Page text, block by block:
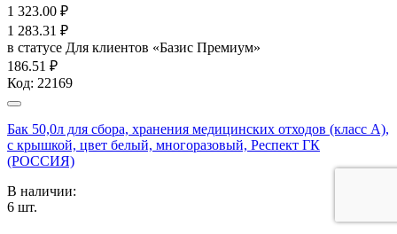
1 323.00 ₽
1 283.31 ₽
в статусе Для клиентов «Базис Премиум»
186.51 ₽
Код: 22169
Бак 50,0л для сбора, хранения медицинских отходов (класс А),
с крышкой, цвет белый, многоразовый, Респект ГК
(РОССИЯ)
В наличии:
6 шт.